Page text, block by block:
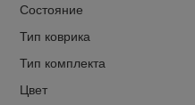
Состояние
Тип коврика
Тип комплекта
Цвет